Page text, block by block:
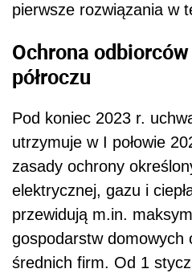
pierwsze rozwiązania w
Ochrona
półroczu
Pod koniec 2023 r.
utrzymuje w I połowie
zasady ochrony
elektrycznej, gazu i
przewidują m.in.
gospodarstw domowych
średnich firm. Od 1